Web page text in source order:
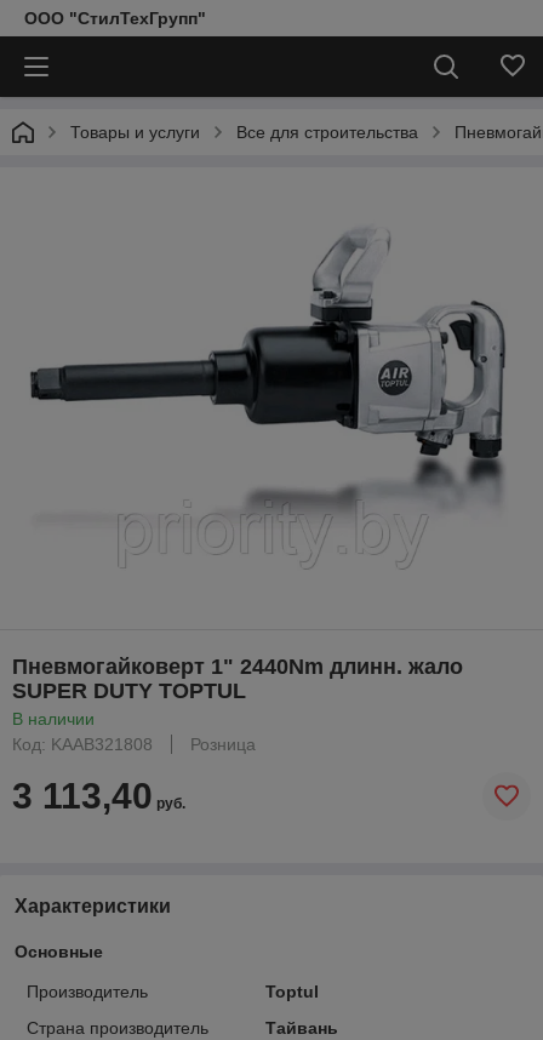
ООО "СтилТехГрупп"
Товары и услуги Все для строительства
Пневмогайковерт 1" 2440Nm длинн. жало
SUPER DUTY TOPTUL
В наличии
Код: KAAB321808
Розница
3 113,40 руб.
Характеристики
Основные
Производитель
Toptul
Страна производитель
Тайвань